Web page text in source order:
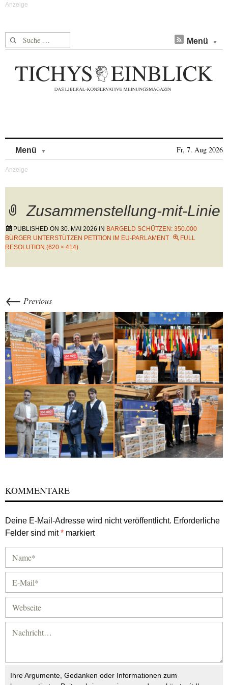
Suche nach: Menü
Menü Fr, 7. Aug 2026
Zusammenstellung-mit-Linie
PUBLISHED ON 30. MAI 2026 IN BARGELD SCHÜTZEN: 350.000
BÜRGER UNTERSTÜTZEN PETITION IM EU-PARLAMENT
FULL
RESOLUTION (620 × 414)
← Previous
KOMMENTARE
Deine E-Mail-Adresse wird nicht veröffentlicht. Erforderliche
Felder sind mit* markiert
Ihre Argumente, Gedanken oder Informationen zum